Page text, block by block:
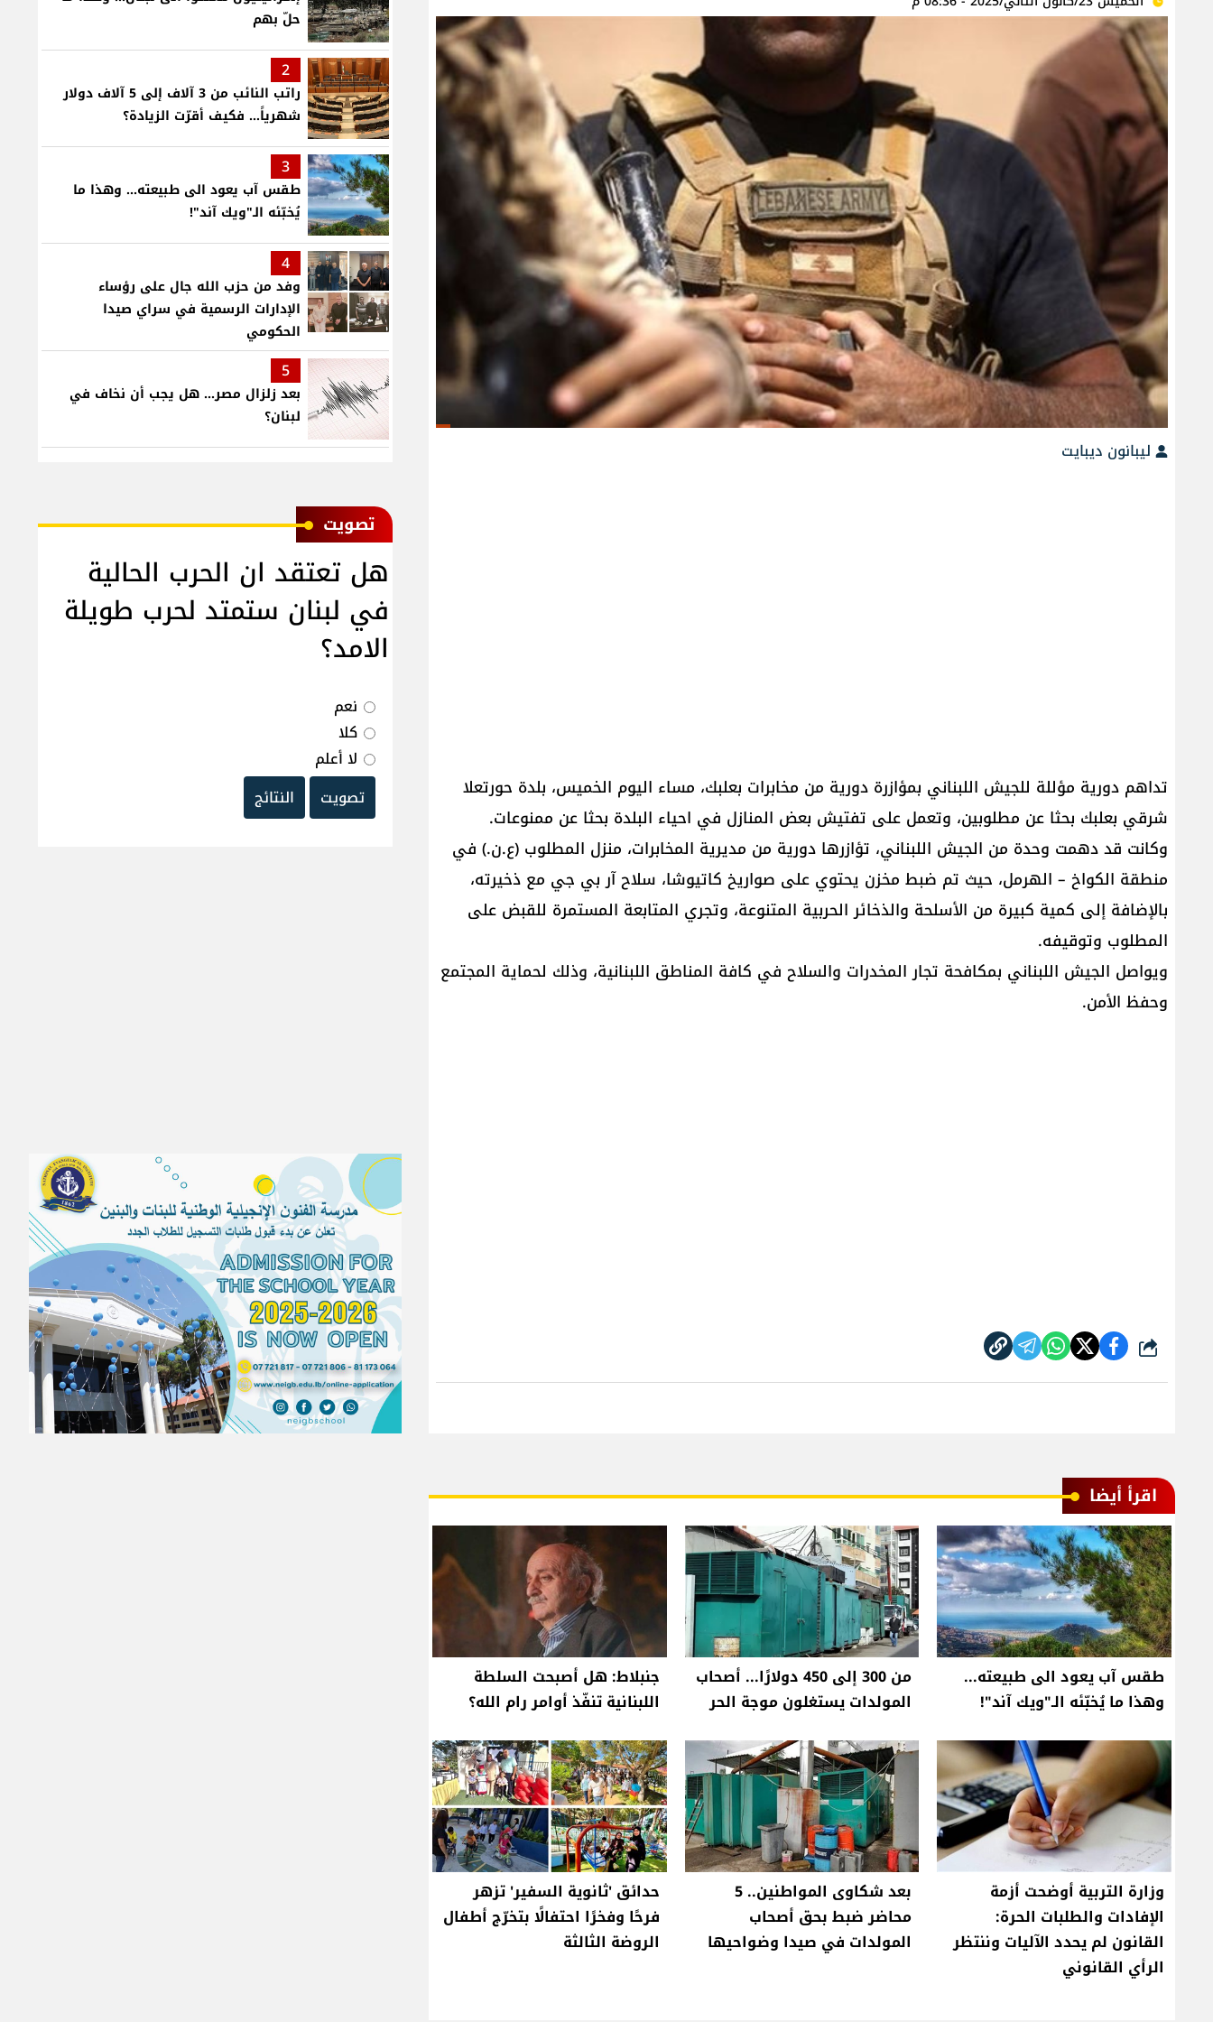
ليبانون ديبايت
تداهم دورية مؤللة للجيش اللبناني بمؤازرة دورية من مخابرات بعلبك، مساء اليوم الخميس، بلدة حورتعلا
شرقي بعلبك بحثا عن مطلوبين، وتعمل على تفتيش بعض المنازل في احياء البلدة بحثا عن ممنوعات.
وكانت قد دهمت وحدة من الجيش اللبناني، تؤازرها دورية من مديرية المخابرات، منزل المطلوب (ع.ن.) في
منطقة الكواخ – الهرمل، حيث تم ضبط مخزن يحتوي على صواريخ كاتيوشا، سلاح آر بي جي مع ذخيرته،
بالإضافة إلى كمية كبيرة من الأسلحة والذخائر الحربية المتنوعة، وتجري المتابعة المستمرة للقبض على
المطلوب وتوقيفه.
ويواصل الجيش اللبناني بمكافحة تجار المخدرات والسلاح في كافة المناطق اللبنانية، وذلك لحماية المجتمع
وحفظ الأمن.
شارك
اقرأ أيضا
طقس آب يعود الى طبيعته...
وهذا ما يُخبّئه الـ"ويك آند"!
من 300 إلى 450 دولارًا... أصحاب
المولدات يستغلون موجة الحر
جنبلاط: هل أصبحت السلطة
اللبنانية تنفّذ أوامر رام الله؟
وزارة التربية أوضحت أزمة
الإفادات والطلبات الحرة:
القانون لم يحدد الآليات وننتظر
الرأي القانوني
بعد شكاوى المواطنين.. 5
محاضر ضبط بحق أصحاب
المولدات في صيدا وضواحيها
حدائق 'ثانوية السفير' تزهر
فرحًا وفخرًا احتفالًا بتخرّج أطفال
الروضة الثالثة
حلّ بهم
2
راتب النائب من 3 آلاف إلى 5 آلاف دولار
شهرياً... فكيف أقرّت الزيادة؟
3
طقس آب يعود الى طبيعته... وهذا ما
يُخبّئه الـ"ويك آند"!
4
وفد من حزب الله جال على رؤساء
الإدارات الرسمية في سراي صيدا
الحكومي
5
بعد زلزال مصر... هل يجب أن نخاف في
لبنان؟
ﺗﺼﻮﻳﺖ
هل تعتقد ان الحرب الحالية
في لبنان ستمتد لحرب طويلة
الامد؟
نعم
كلا
لا أعلم
تصويت
النتائج